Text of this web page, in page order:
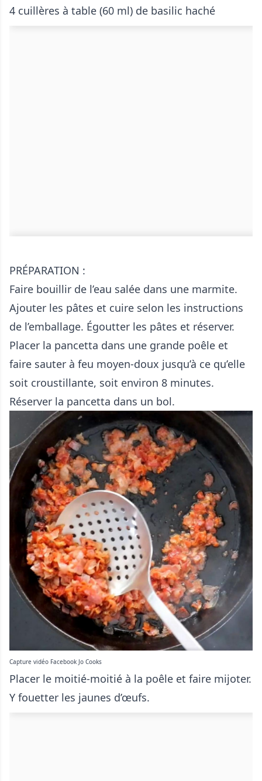
4 cuillères à table (60 ml) de basilic haché
PRÉPARATION :
Faire bouillir de l’eau salée dans une marmite.
Ajouter les pâtes et cuire selon les instructions
de l’emballage. Égoutter les pâtes et réserver.
Placer la pancetta dans une grande poêle et
faire sauter à feu moyen-doux jusqu’à ce qu’elle
soit croustillante, soit environ 8 minutes.
Réserver la pancetta dans un bol.
Capture vidéo Facebook Jo Cooks
Placer le moitié-moitié à la poêle et faire mijoter.
Y fouetter les jaunes d’œufs.